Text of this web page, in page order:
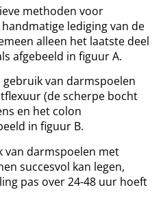
methoden voor
lediging van de
alleen het laatste deel
afgebeeld in figuur A.
van darmspoelen
(de scherpe bocht
en het colon
in figuur B.
van darmspoelen met
succesvol kan legen,
pas over 24-48 uur hoeft